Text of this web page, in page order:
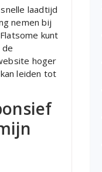
laadtijd
nemen bij
kunt
hoger
leiden tot